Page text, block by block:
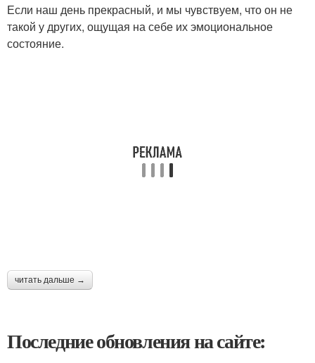
Если наш день прекрасный, и мы чувствуем, что он не
такой у других, ощущая на себе их эмоциональное
состояние.
читать дальше →
Последние обновления на сайте: